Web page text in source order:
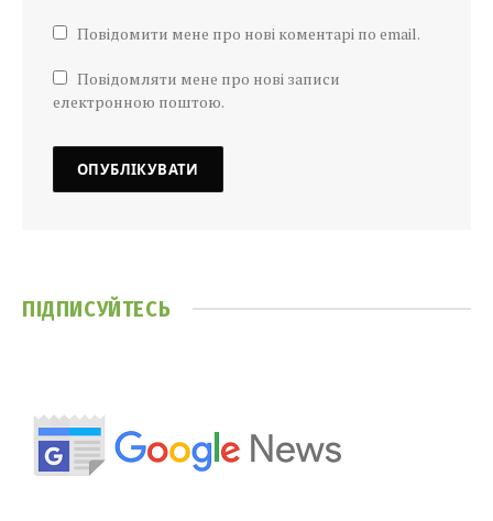
Повідомити мене про нові коментарі по email.
Повідомляти мене про нові записи
електронною поштою.
ПІДПИСУЙТЕСЬ